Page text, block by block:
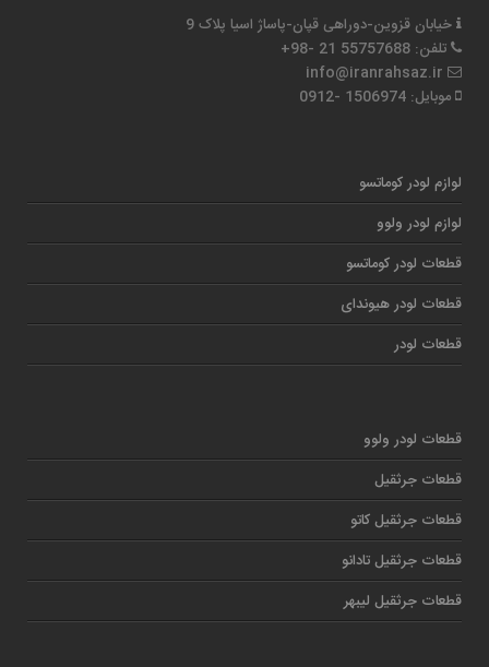
خیابان قزوین-دوراهی قپان-پاساژ اسیا پلاک 9
تلفن: 55757688 21 -98+
موبایل: 1506974 -0912
لوازم لودر کوماتسو
لوازم لودر ولوو
قطعات لودر کوماتسو
قطعات لودر هیوندای
قطعات لودر
قطعات لودر ولوو
قطعات جرثقیل
قطعات جرثقیل کاتو
قطعات جرثقیل تادانو
قطعات جرثقیل لیبهر